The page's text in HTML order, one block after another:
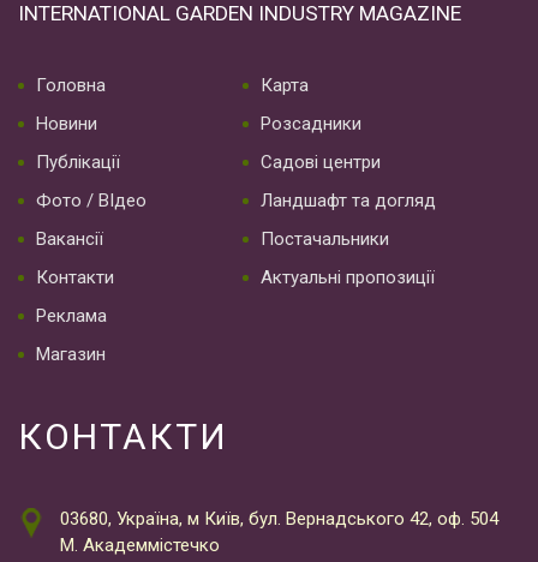
INTERNATIONAL GARDEN INDUSTRY MAGAZINE
Головна
Новини
Публікації
Фото / ВІдео
Вакансії
Контакти
Реклама
Магазин
Карта
Розсадники
Садові центри
Ландшафт та догляд
Постачальники
Актуальні пропозиції
КОНТАКТИ
03680, Україна, м Київ, бул. Вернадського 42, оф. 504
М. Академмістечко